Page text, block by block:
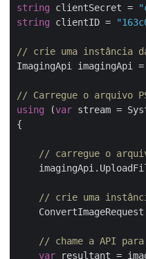
string clientSecret =
string clientID =
// crie uma instância da
ImagingApi imagingApi =
// Carregue o arquivo
using (var stream =
{
// carregue o
// crie uma
// chame a API
var resultant =